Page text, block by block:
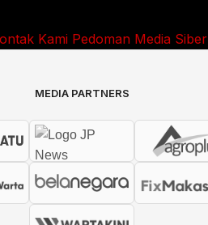
Kami Pedoman Media Siber
MEDIA PARTNERS